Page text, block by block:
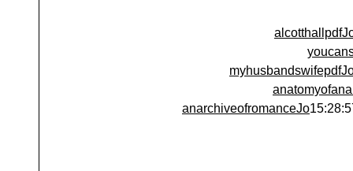
anarchiveofromanceJo